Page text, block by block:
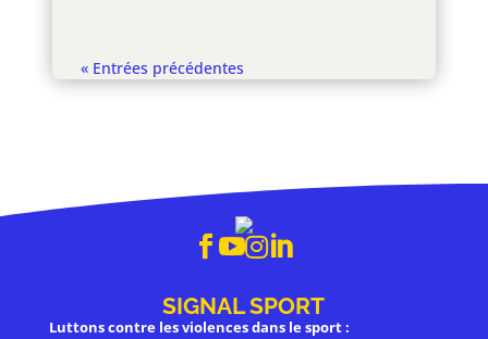
« Entrées précédentes

SIGNAL SPORT
Luttons contre les violences dans le sport :